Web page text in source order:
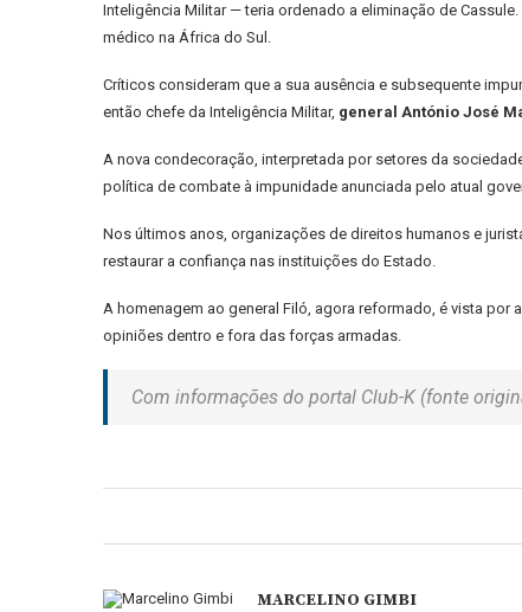
Inteligência Militar — teria ordenado a eliminação de
médico na África do Sul.
Críticos consideram que a sua ausência e subsequente
então chefe da Inteligência Militar, general António José
A nova condecoração, interpretada por setores da
política de combate à impunidade anunciada pelo atual
Nos últimos anos, organizações de direitos humanos e
restaurar a confiança nas instituições do Estado.
A homenagem ao general Filó, agora reformado, é vista por
opiniões dentro e fora das forças armadas.
Com informações do portal Club-K (fonte
MARCELINO GIMBI